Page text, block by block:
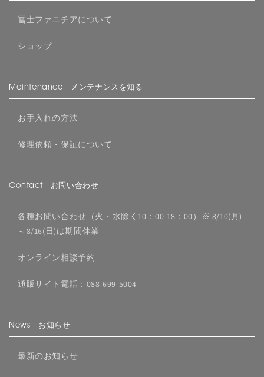
冨士ファニチアについて
ショップ
Maintenance メンテナンスを知る
お手入れの方法
修理依頼・保証について
Contact お問い合わせ
各種お問い合わせ（火・水除く10：00-18：00）※ 8/10(月)
～8/16(日)は期間休業
オンライン相談予約
通販サイト電話：088-699-5004
News お知らせ
最新のお知らせ